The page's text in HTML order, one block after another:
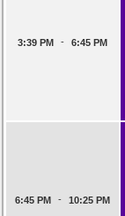
3:39 PM - 6:45 PM
6:45 PM - 10:25 PM